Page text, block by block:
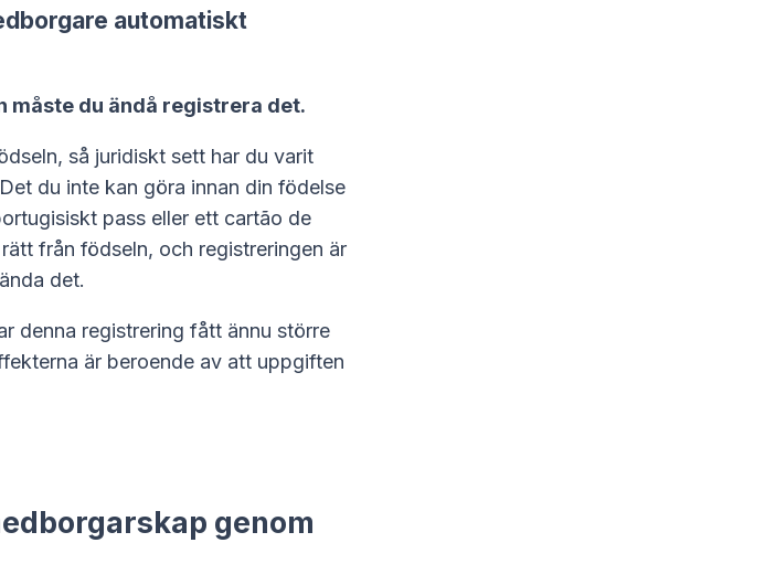
automatiskt
måste du ändå registrera det.
så juridiskt sett har du varit
du inte kan göra innan din födelse
pass eller ett cartão de
från födseln, och registreringen är
det.
denna registrering fått ännu större
är beroende av att uppgiften
genom